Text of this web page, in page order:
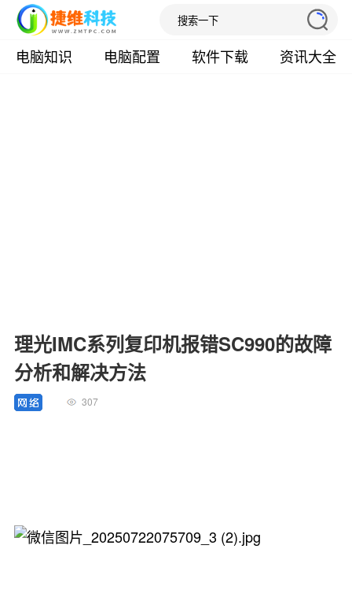
电脑知识 电脑配置 软件下载 资讯大全
理光IMC系列复印机报错SC990的故障
分析和解决方法
307